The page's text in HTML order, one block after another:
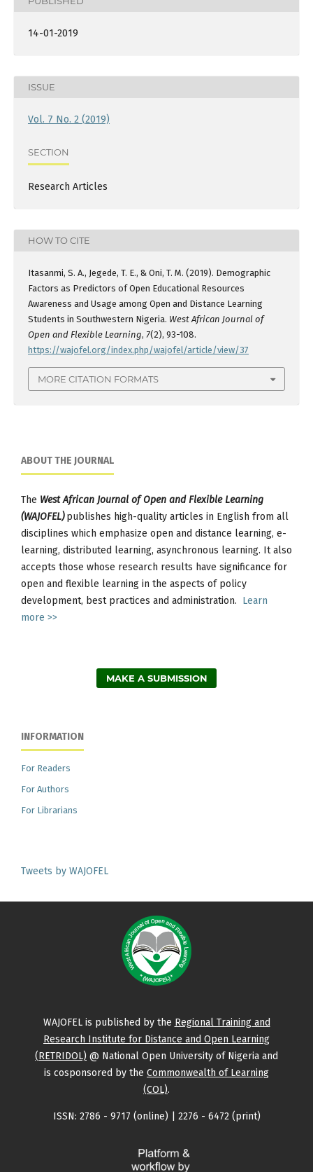
14-01-2019
ISSUE
Vol. 7 No. 2 (2019)
SECTION
Research Articles
HOW TO CITE
Itasanmi, S. A., Jegede, T. E., & Oni, T. M. (2019). Demographic
Factors as Predictors of Open Educational Resources
Awareness and Usage among Open and Distance Learning
Students in Southwestern Nigeria. West African Journal of
Open and Flexible Learning, 7(2), 93-108.
https://wajofel.org/index.php/wajofel/article/view/37
MORE CITATION FORMATS
ABOUT THE JOURNAL
The West African Journal of Open and Flexible Learning
(WAJOFEL) publishes high-quality articles in English from all
disciplines which emphasize open and distance learning, e-
learning, distributed learning, asynchronous learning. It also
accepts those whose research results have significance for
open and flexible learning in the aspects of policy
development, best practices and administration. Learn
more >>
MAKE A SUBMISSION
INFORMATION
For Readers
For Authors
For Librarians
Tweets by WAJOFEL
WAJOFEL is published by the Regional Training and
Research Institute for Distance and Open Learning
(RETRIDOL) @ National Open University of Nigeria and
is cosponsored by the Commonwealth of Learning
(COL).
ISSN: 2786 - 9717 (online) | 2276 - 6472 (print)